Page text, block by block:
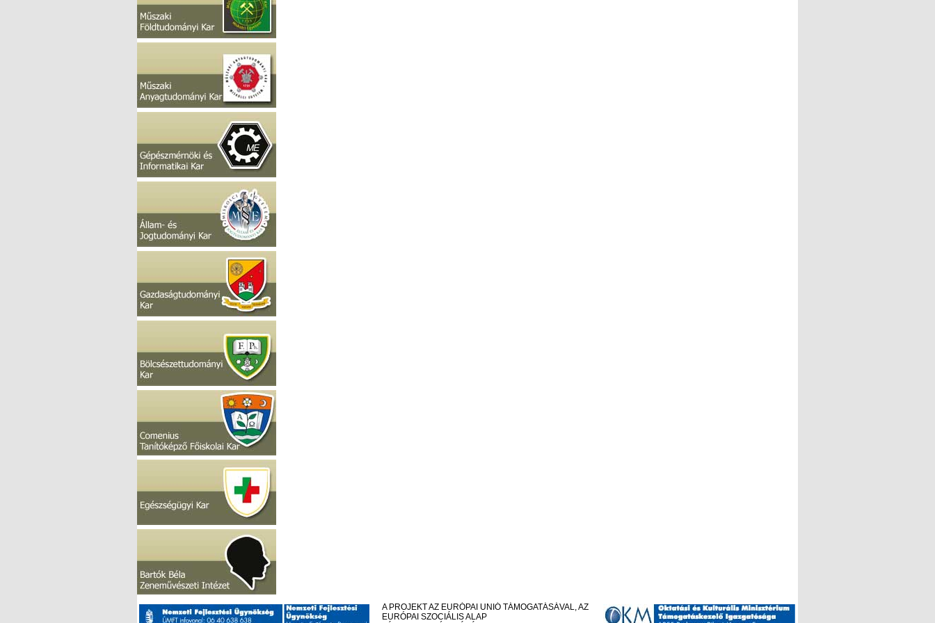
A PROJEKT AZ EURÓPAI UNIÓ TÁMOGATÁSÁVAL, AZ
EURÓPAI SZOCIÁLIS ALAP